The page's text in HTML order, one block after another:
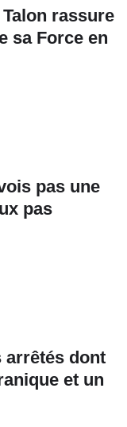
rassure
sa Force en
pas une
pas
arrêtés dont
et un